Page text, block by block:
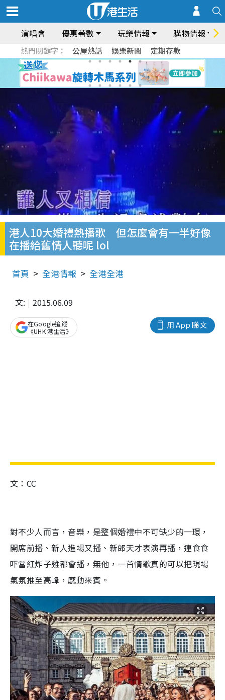
演唱會 優惠著數 玩樂情報 購物情報
熱門關鍵字： 公屋熱話 娛樂新聞 定期存款
港人10大婚禮熱播歌 但怎麼會有一半好像
在播給舊情人聽呢 lol
首頁 全港情報 全港全港
文: 2015.06.09
用 App 睇文
在Google追蹤
《UHK 港生活》
文：CC
對不少人而言，音樂，是整個婚禮中不可缺少的一環，
開席前播、新人進場又播、新郎天才表演再播，連食食
吓當紅炸子雞都會播，無他，一首情歌真的可以把現場
氣氛推至高峰，感動來賓。